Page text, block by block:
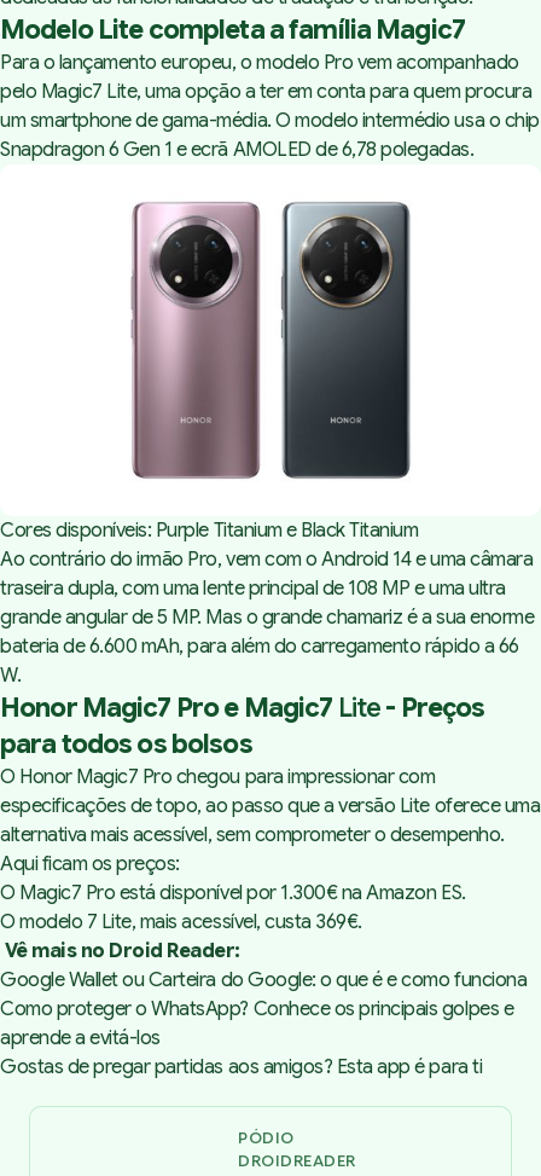
Modelo Lite completa a família Magic7
Para o lançamento europeu, o modelo Pro vem acompanhado
pelo Magic7 Lite, uma opção a ter em conta para quem procura
um smartphone de gama-média. O modelo intermédio usa o chip
Snapdragon 6 Gen 1 e ecrã AMOLED de 6,78 polegadas.
Cores disponíveis: Purple Titanium e Black Titanium
Ao contrário do irmão Pro, vem com o Android 14 e uma câmara
traseira dupla, com uma lente principal de 108 MP e uma ultra
grande angular de 5 MP. Mas o grande chamariz é a sua enorme
bateria de 6.600 mAh, para além do carregamento rápido a 66
W.
Honor Magic7 Pro e Magic7 Lite- Preços
para todos os bolsos
O Honor Magic7 Pro chegou para impressionar com
especificações de topo, ao passo que a versão Lite oferece uma
alternativa mais acessível, sem comprometer o desempenho.
Aqui ficam os preços:
O Magic7 Pro está disponível por 1.300€ na Amazon ES.
O modelo 7 Lite, mais acessível, custa 369€.
Vê mais no Droid Reader:
Google Wallet ou Carteira do Google: o que é e como funciona
Como proteger o WhatsApp? Conhece os principais golpes e
aprende a evitá-los
Gostas de pregar partidas aos amigos? Esta app é para ti
PÓDIO
DROIDREADER